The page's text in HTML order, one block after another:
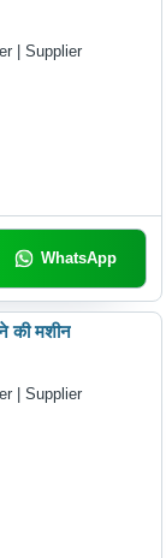
| Supplier
WhatsApp
की मशीन
| Supplier